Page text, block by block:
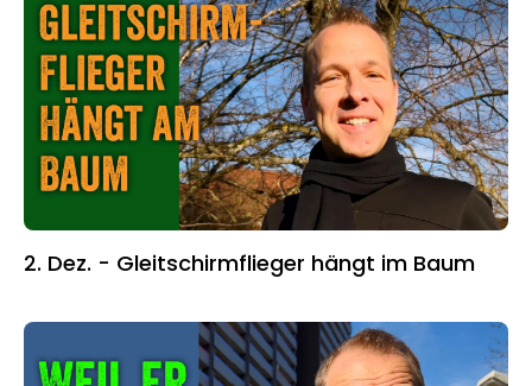
2. Dez. - Gleitschirmflieger hängt im Baum